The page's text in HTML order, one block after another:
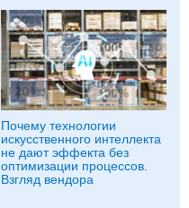
Почему технологии
искусственного интеллекта
не дают эффекта без
оптимизации процессов.
Взгляд вендора